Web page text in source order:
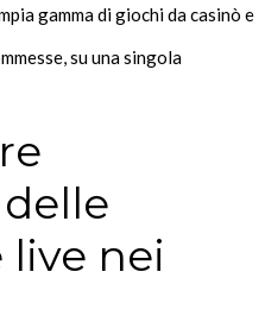
gamma di giochi da casinò e
su una singola
nei